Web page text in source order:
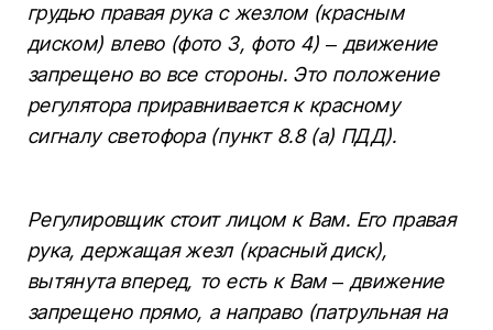
грудью правая рука с жезлом (красным
диском) влево (фото 3, фото 4) – движение
запрещено во все стороны. Это положение
регулятора приравнивается к красному
сигналу светофора (пункт 8.8 (а) ПДД).
Регулировщик стоит лицом к Вам. Его правая
рука, держащая жезл (красный диск),
вытянута вперед, то есть к Вам – движение
запрещено прямо, а направо (патрульная на